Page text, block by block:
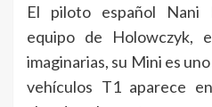
El piloto español Nani
equipo de Holowczyk,
imaginarias, su Mini es
vehículos T1 aparece